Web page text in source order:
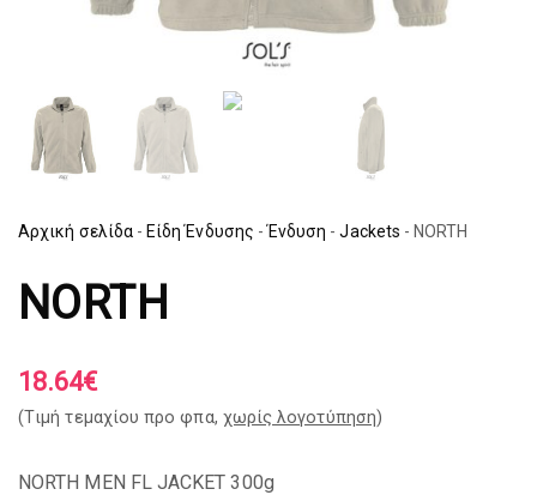
Αρχική σελίδα - Είδη Ένδυσης - Ένδυση - Jackets - NORTH
NORTH
18.64€
(Tιμή τεμαχίου προ φπα, χωρίς λογοτύπηση)
NORTH MEN FL JACKET 300g